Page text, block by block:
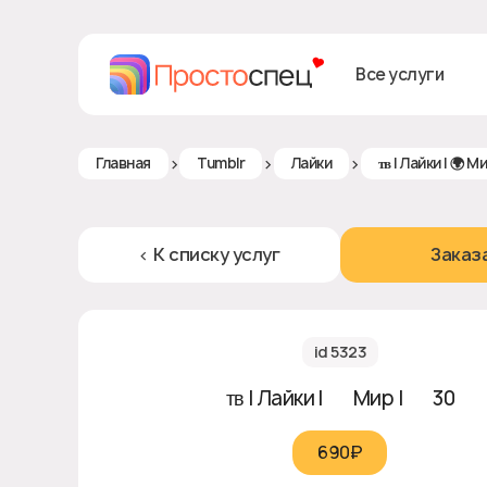
Все услуги
Главная > Tumblr > Лайки > ᴛʙ | Лайки | 🌍
< К списку услуг
id 5323
ᴛʙ | Лайки | 🌍 Мир | ♻ 30
690₽‎